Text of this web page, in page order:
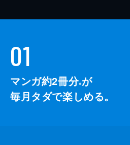
01
マンガ約2冊分※が
毎月タダで楽しめる。